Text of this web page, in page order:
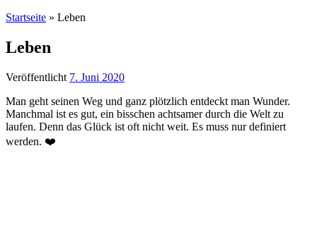
Startseite » Leben
Leben
Veröffentlicht 7. Juni 2020
Man geht seinen Weg und ganz plötzlich entdeckt man Wunder.
Manchmal ist es gut, ein bisschen achtsamer durch die Welt zu
laufen. Denn das Glück ist oft nicht weit. Es muss nur definiert
werden. ❤️